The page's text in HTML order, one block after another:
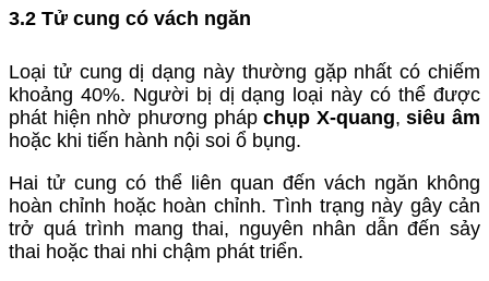
3.2 Tử cung có vách ngăn
Loại tử cung dị dạng này thường gặp nhất có chiếm
khoảng 40%. Người bị dị dạng loại này có thể được
phát hiện nhờ phương phápchụp X-quang,siêu âm
hoặc khi tiến hành nội soi ổ bụng.
Hai tử cung có thể liên quan đến vách ngăn không
hoàn chỉnh hoặc hoàn chỉnh. Tình trạng này gây cản
trở quá trình mang thai, nguyên nhân dẫn đến sảy
thai hoặc thai nhi chậm phát triển.